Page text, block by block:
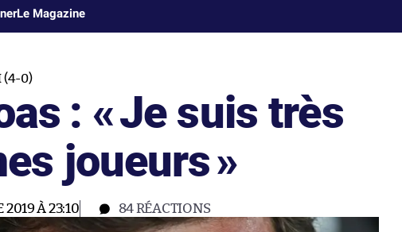
Le Magazine
(4-0)
: «Je suis très
joueurs»
2019 À 23:10 84RÉACTIONS